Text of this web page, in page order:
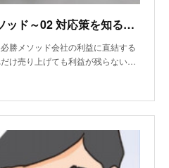
粗利を下げない必勝メソッド～02 対応策を知る 後回しがミスを招く 優先順位が低いものから片付ける！
勝メソッド会社の利益に直結する
だけ売り上げても利益が残らない…